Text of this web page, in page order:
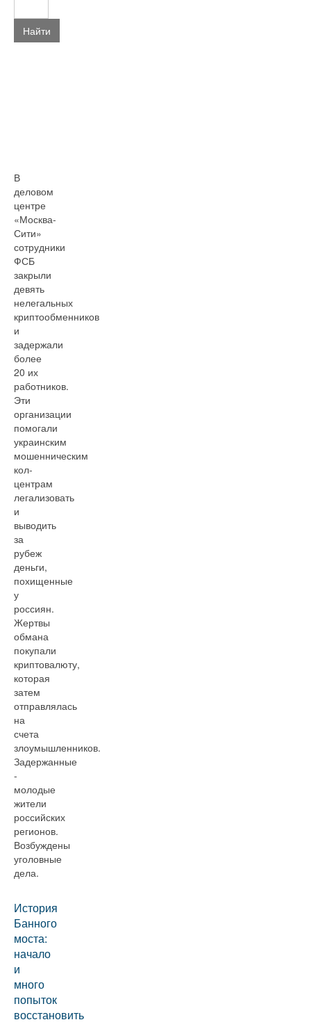
Найти
В
деловом
центре
«Москва-
Сити»
сотрудники
ФСБ
закрыли
девять
нелегальных
криптообменников
и
задержали
более
20 их
работников.
Эти
организации
помогали
украинским
мошенническим
кол-
центрам
легализовать
и
выводить
за
рубеж
деньги,
похищенные
у
россиян.
Жертвы
обмана
покупали
криптовалюту,
которая
затем
отправлялась
на
счета
злоумышленников.
Задержанные
-
молодые
жители
российских
регионов.
Возбуждены
уголовные
дела.
История
Банного
моста:
начало
и
много
попыток
восстановить